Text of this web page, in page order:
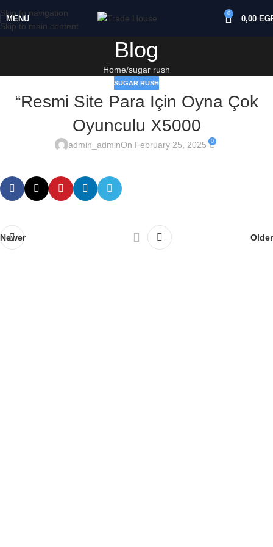
Skip to navigation
Skip to main content
MENU
0
0,00
Blog
Home sugar rush
SUGAR RUSH
“Resmi Site Para Için Oyna Çok
Oyunculu X5000
admin_adminOn February 25, 2025 0
Newer Older